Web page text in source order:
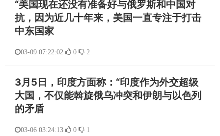
“美国现在还没有准备好与俄罗斯和中国对
抗，因为近几十年来，美国一直专注于打击
中东国家
03-09 07:22:02 0 2
3月5日，印度方面称：“印度作为外交超级
大国，不仅能斡旋俄乌冲突和伊朗与以色列
的矛盾
03-06 03:24:13 0 1